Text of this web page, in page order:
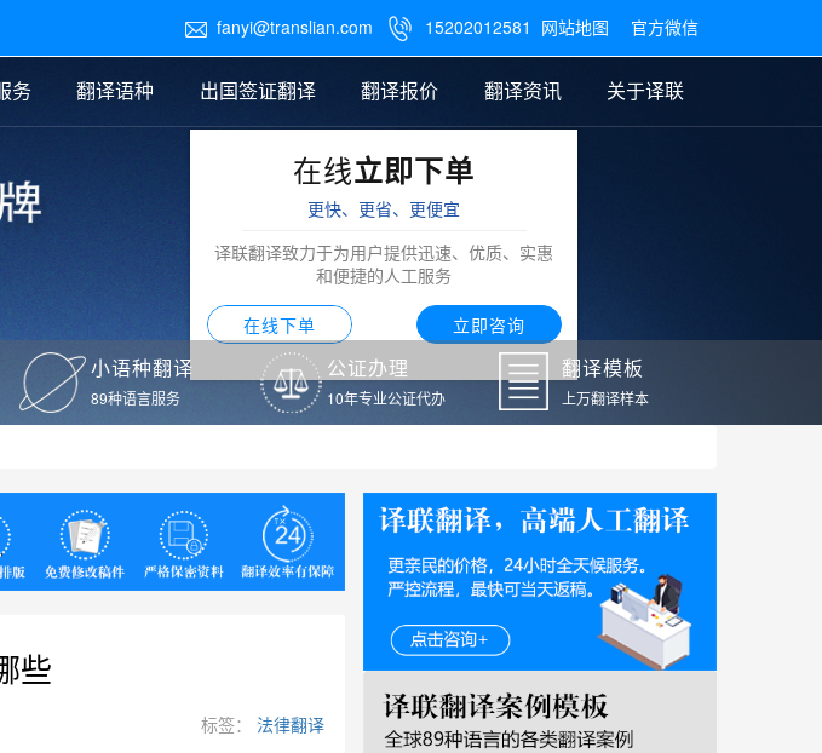
 fanyi@translian.com  15202012581 网站地图 官方微信
翻译 图纸翻译
务 翻译语种
翻译
牙语翻译
出国签证翻译 翻译报价
笔译翻译报价
翻译资讯
公证样本
关于译联
在线立即下单
更快、更省、更便宜
译联翻译致力于为用户提供迅速、优质、实惠
和便捷的人工服务
在线下单 立即咨询
小语种翻译
89种语言服务
公证办理
10年专业公证代办
翻译模板
上万翻译样本
些
标签： 法律翻译